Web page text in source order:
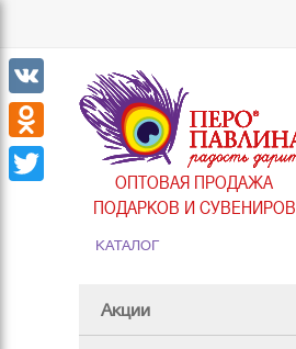
ОПТОВАЯ ПРОДАЖА
ПОДАРКОВ И СУВЕНИРОВ
КАТАЛОГ
Акции
VK
Odnoklassniki